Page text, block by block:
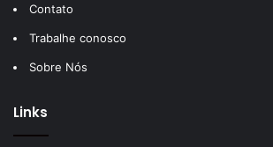
Contato
Trabalhe conosco
Sobre Nós
Links